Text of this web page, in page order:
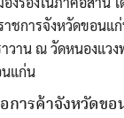
าชการจังหวัดขอนแ
าน ณ วัดหนองแวง
แก่น
การค้าจังหวัดข